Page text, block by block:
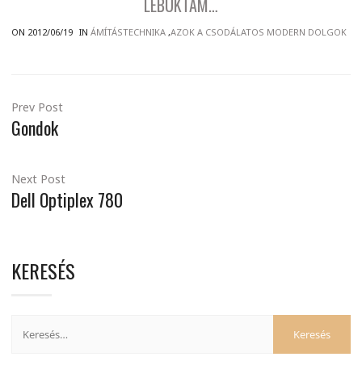
LEBUKTAM…
ON 2012/06/19 IN ÁMÍTÁSTECHNIKA ,AZOK A CSODÁLATOS MODERN DOLGOK
Prev Post
Gondok
Next Post
Dell Optiplex 780
KERESÉS